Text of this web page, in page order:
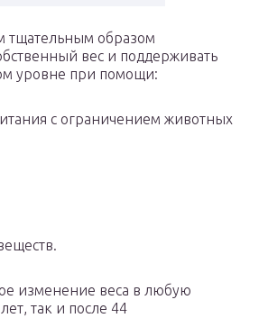
тщательным образом
вес и поддерживать
уровне при помощи:
с ограничением животных
изменение веса в любую
так и после 44